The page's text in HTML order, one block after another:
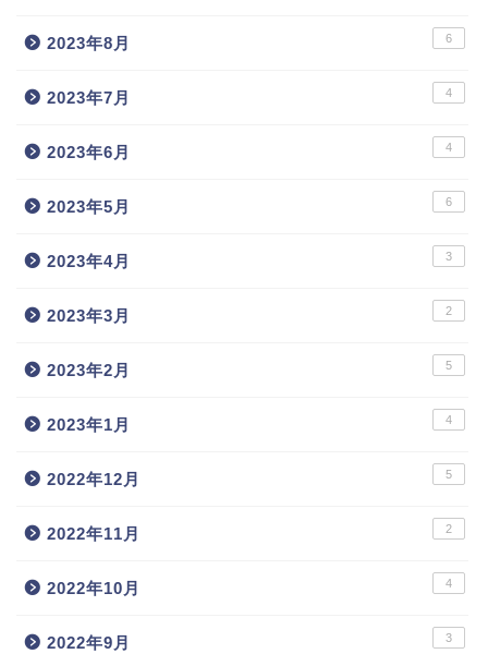
2023年8月 6
2023年7月 4
2023年6月 4
2023年5月 6
2023年4月 3
2023年3月 2
2023年2月 5
2023年1月 4
2022年12月 5
2022年11月 2
2022年10月 4
2022年9月 3